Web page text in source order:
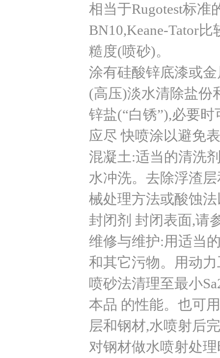
相当于Rugotest标准
BN10,Keane-Tator
糙度(喷砂)。
涂有硅酸锌底漆或
(高压)淡水清除盐份
锌盐(“白锈”),必要
应尽 快喷涂以避免
混凝土:适当的清洗
水冲洗。去除浮渣
械处理方法或酸蚀
封闭剂 封闭表面,请
维修与维护:用适当
和其它污物。用动
喷砂法清理至最小
本品 的性能。也可
层和钢材,水喷射后
对钢材做水喷射处